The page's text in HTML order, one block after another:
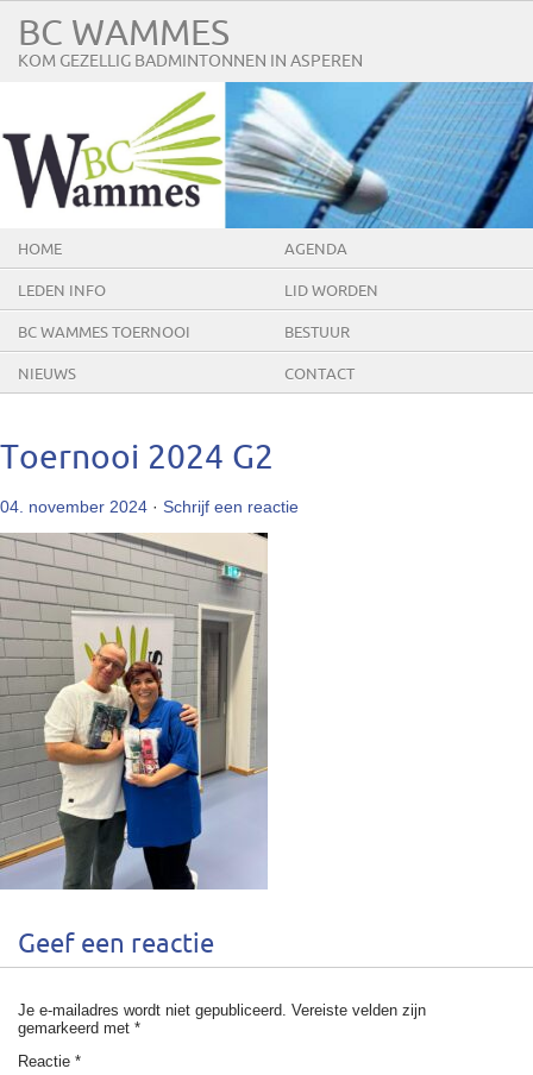
BC WAMMES
KOM GEZELLIG BADMINTONNEN IN ASPEREN
HOME AGENDA
LEDEN INFO LID WORDEN
BC WAMMES TOERNOOI BESTUUR
NIEUWS CONTACT
Toernooi 2024 G2
04. november 2024 · Schrijf een reactie
Geef een reactie
Je e-mailadres wordt niet gepubliceerd. Vereiste velden zijn
gemarkeerd met *
Reactie *